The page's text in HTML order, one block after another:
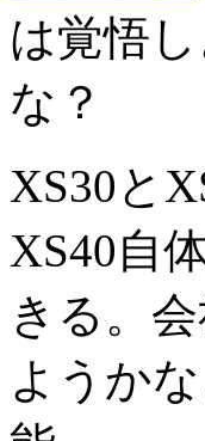
は覚悟し
な？
XS30と
XS40自
きる。
ようか